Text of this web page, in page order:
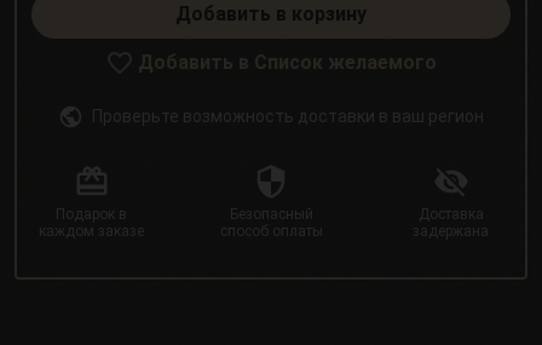
Добавить в корзину
Добавить в Список желаемого
Проверьте возможность доставки в ваш регион
Подарок в
каждом заказе
Безопасный
способ оплаты
Доставка
задержана